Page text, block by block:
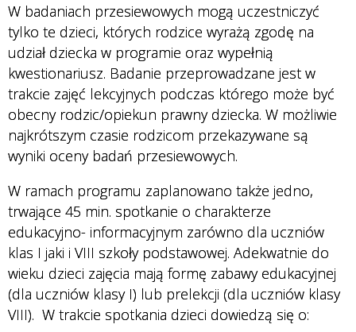
W badaniach przesiewowych mogą uczestniczyć
tylko te dzieci, których rodzice wyrażą zgodę na
udział dziecka w programie oraz wypełnią
kwestionariusz. Badanie przeprowadzane jest w
trakcie zajęć lekcyjnych podczas którego może być
obecny rodzic/opiekun prawny dziecka. W możliwie
najkrótszym czasie rodzicom przekazywane są
wyniki oceny badań przesiewowych.
W ramach programu zaplanowano także jedno,
trwające 45 min. spotkanie o charakterze
edukacyjno- informacyjnym zarówno dla uczniów
klas I jaki i VIII szkoły podstawowej. Adekwatnie do
wieku dzieci zajęcia mają formę zabawy edukacyjnej
(dla uczniów klasy I) lub prelekcji (dla uczniów klasy
VIII). W trakcie spotkania dzieci dowiedzą się o: